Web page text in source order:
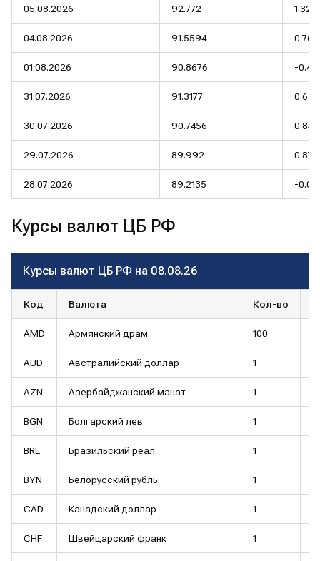
05.08.2026 92.772 1.32%
04.08.2026 91.5594
01.08.2026 90.8676 -
31.07.2026 91.3177
30.07.2026 90.7456
29.07.2026 89.992
28.07.2026 89.2135 -
Курсы валют ЦБ РФ
Курсы валют ЦБ РФ на 08.08.26
Код Валюта Кол-во
AMD Армянский драм 100
AUD Австралийский доллар 1
AZN Азербайджанский манат 1
BGN Болгарский лев 1
BRL Бразильский реал 1
BYN Белорусский рубль 1
CAD Канадский доллар 1
CHF Швейцарский франк 1